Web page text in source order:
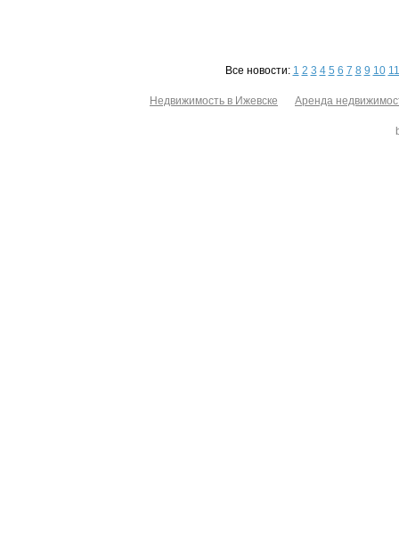
Все новости: 1 2 3 4 5 6 7 8 9 10 11
Недвижимость в Ижевске Аренда